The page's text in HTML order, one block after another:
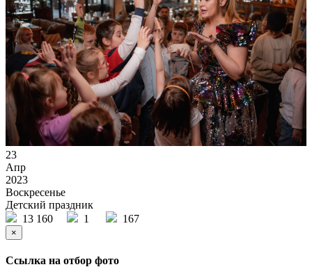
23
Апр
2023
Воскресенье
Детский праздник
13 160
1 167
×
Ссылка на отбор фото